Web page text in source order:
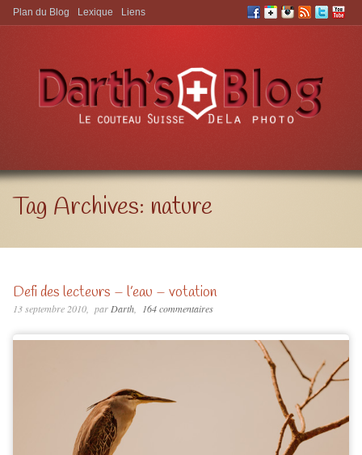
Aller à:
Plan du Blog Lexique Liens
Tag Archives: nature
Defi des lecteurs – l’eau – votation
13 septembre 2010 parDarth 164 commentaires